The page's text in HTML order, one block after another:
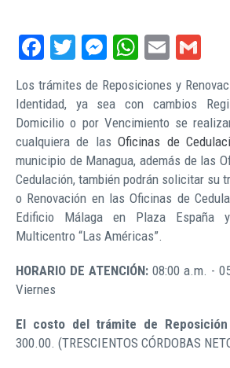
Facebook
TwitterMessenger
WhatsApp
Email
Los trámites de Reposiciones y
Identidad, ya sea con cambios
Domicilio o por Vencimiento se
cualquiera de lasOficinas de
municipio de Managua, además de las
Cedulación, también podrán solicitar su
o Renovación en las Oficinas de
Edificio Málaga en Plaza España
Multicentro “Las Américas”.
HORARIO DE ATENCIÓN: 08:00 a.m. -
Viernes
El costo del trámite de Reposición
300.00. (TRESCIENTOS CÓRDOBAS